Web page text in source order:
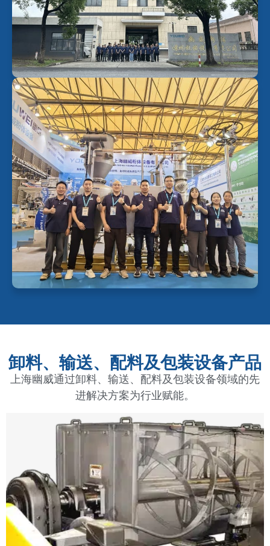
卸料、输送、配料及包装设备产品
上海幽威通过卸料、输送、配料及包装设备领域的先
进解决方案为行业赋能。